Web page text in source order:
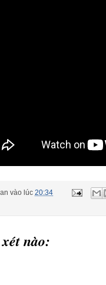
vào lúc 20:34
nào: